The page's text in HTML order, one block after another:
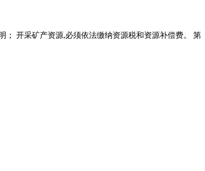
； 开采矿产资源,必须依法缴纳资源税和资源补偿费。 第